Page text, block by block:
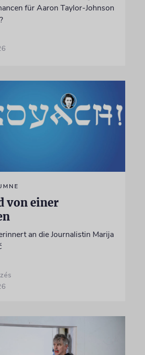
für Aaron Taylor-Johnson
von einer
an die Journalistin Marija